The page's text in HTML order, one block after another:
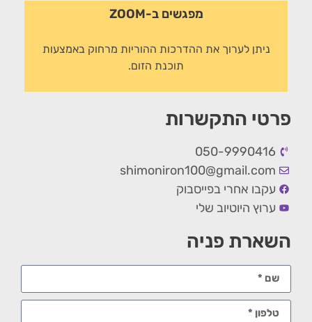
מפגשים ב-ZOOM
ניתן לערוך את ההדרכות ההוריות מרחוק באמצעות
תוכנת הזום.
פרטי התקשרות
050-9990416
shimoniron100@gmail.com
עקבו אחרי בפייסבוק
ערוץ היוטיוב שלי
השארת פניה